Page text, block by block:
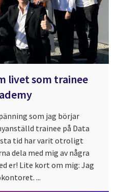
livet som trainee
som jag börjar
trainee på Data
tid har varit otroligt
dela med mig av några
er! Lite kort om mig: Jag
...